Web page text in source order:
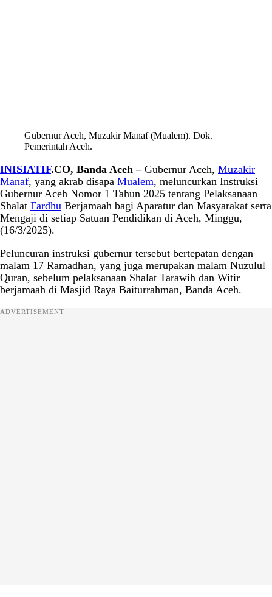
Gubernur Aceh, Muzakir Manaf (Mualem). Dok.
Pemerintah Aceh.
INISIATIF.CO, Banda Aceh –Gubernur Aceh, Muzakir
Manaf, yang akrab disapa Mualem, meluncurkan Instruksi
Gubernur Aceh Nomor 1 Tahun 2025 tentang Pelaksanaan
Shalat Fardhu Berjamaah bagi Aparatur dan Masyarakat serta
Mengaji di setiap Satuan Pendidikan di Aceh, Minggu,
(16/3/2025).
Peluncuran instruksi gubernur tersebut bertepatan dengan
malam 17 Ramadhan, yang juga merupakan malam Nuzulul
Quran, sebelum pelaksanaan Shalat Tarawih dan Witir
berjamaah di Masjid Raya Baiturrahman, Banda Aceh.
ADVERTISEMENT